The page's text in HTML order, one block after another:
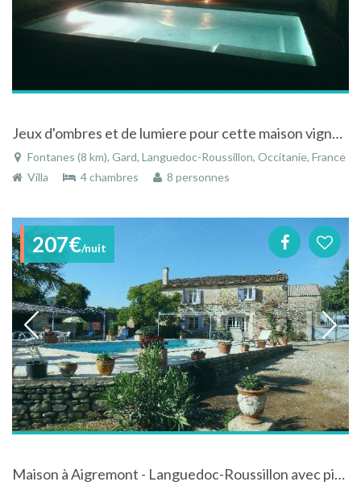
Jeux d'ombres et de lumiere pour cette maison vigneronne de famille en pierres
Fontanes (8 km), Gard, Languedoc-Roussillon, Occitanie, France
Villa
4 chambres 8 personnes
207€/nuit
Maison à Aigremont - Languedoc-Roussillon avec piscine et terrain de pétanque